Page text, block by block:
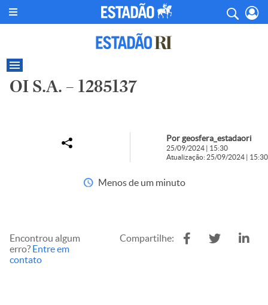
OI S.A. – 1285137
Por geosfera_estadaori
25/09/2024 | 15:30
Atualização: 25/09/2024 | 15:30
Menos de um minuto
Encontrou algum
erro? Entre em
contato
Compartilhe: